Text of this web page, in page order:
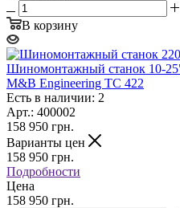
В корзину
Шиномонтажный станок 10-
M&B Engineering ТС 422
Есть в наличии: 2
Арт.: 400002
158 950 грн.
Варианты цен
158 950 грн.
Подробности
Цена
158 950 грн.